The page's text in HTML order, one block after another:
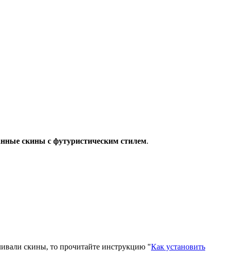
скины с футуристическим стилем.
скины, то прочитайте инструкцию "Как установить